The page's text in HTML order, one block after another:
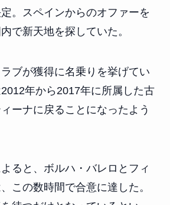
。スペインからのオファーを
で新天地を探していた。
ブが獲得に名乗りを挙げてい
年から2017年に所属した古
ーナに戻ることになったよう
よると、ボルハ・バレロとフィ
この数時間で合意に達した。